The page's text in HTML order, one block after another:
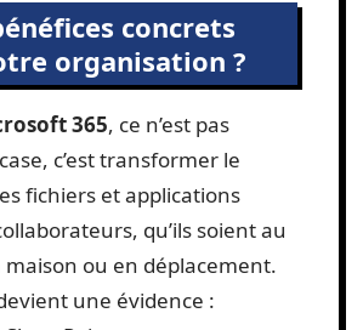
concrets
organisation ?
365, ce n’est pas
c’est transformer le
fichiers et applications
qu’ils soient au
ou en déplacement.
une évidence :